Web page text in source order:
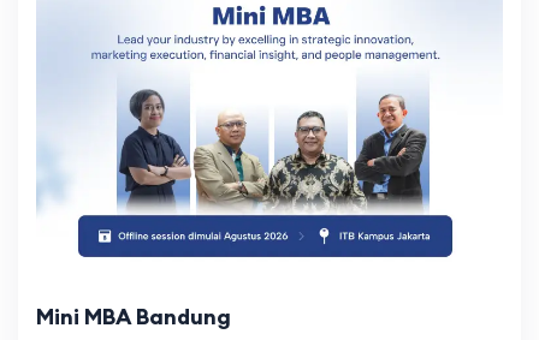
Mini MBA Bandung